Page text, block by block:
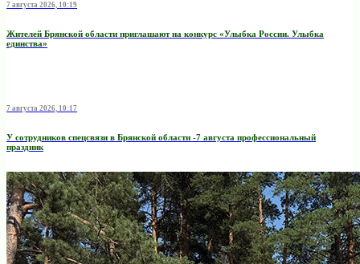
7 августа 2026, 10:19
Жителей Брянской области приглашают на конкурс «Улыбка России. Улыбка
единства»
7 августа 2026, 10:17
У сотрудников спецсвязи в Брянской области -7 августа профессиональный
праздник